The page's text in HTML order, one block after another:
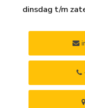
dinsdag t/m